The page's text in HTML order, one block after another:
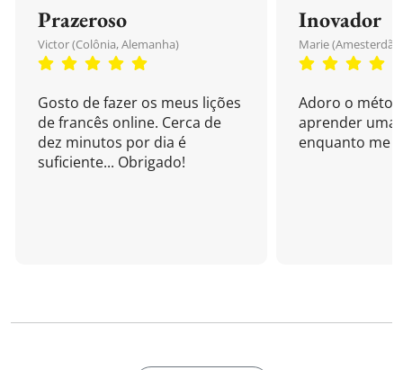
Prazeroso
Victor (Colônia, Alemanha)
Gosto de fazer os meus lições
de francês online. Cerca de
dez minutos por dia é
suficiente... Obrigado!
Inovador
Marie
Adoro o
aprender uma
enquanto me